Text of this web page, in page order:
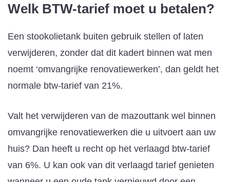
Welk BTW-tarief moet u betalen?
Een stookolietank buiten gebruik stellen of laten
verwijderen, zonder dat dit kadert binnen wat men
noemt ‘omvangrijke renovatiewerken’, dan geldt het
normale btw-tarief van 21%.
Valt het verwijderen van de mazouttank wel binnen
omvangrijke renovatiewerken die u uitvoert aan uw
huis? Dan heeft u recht op het verlaagd btw-tarief
van 6%. U kan ook van dit verlaagd tarief genieten